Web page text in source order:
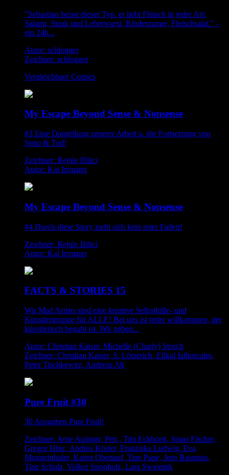
"Sebastian heisst dieser Typ. er liebt Fleisch in jeder Art:
Salami, Steak und Leberwurst, Rinderzunge, Fleischsalat." -
ein 24h...
Autor: schlogger
Zeichner: schlogger
Vergleichbare Comics
My Escape Beyond Sense & Nonsense
#3 Eine Darstellung unserer Arbeit u. die Fortsetzung von
Sepp & Tod!
Zeichner: Rejule Bilici
Autor: Kai Irrmann
My Escape Beyond Sense & Nonsense
#4 Durch diese Story zieht sich kein roter Faden!
Zeichner: Rejule Bilici
Autor: Kai Irrmann
FACTS & STORIES 15
Wir Mad Artists sind eine kreative Selbsthilfe- und
Künstlergruppe für ALLE! Bei uns ist jeder willkommen, der
künstlerisch begabt ist. Wir geben...
Autor: Christian Kaiser, Michelle (Charly) Storch
Zeichner: Christian Kaiser, S. Lötzerich, Elikal Ialborcales,
Peter Tischkewitz, Andreas Alt
Pure Fruit #30
30 Ausgaben Pure Fruit!
Zeichner: Arne Auinger, Peti , Tim Eckhorst, Jonas Fischer,
Gregor Hinz, Andrea Köster, Franziska Ludwig, Eva
Muggenthaler, Karen Obenauf, Tine Pape, Jens Rassmus,
Tine Schulz, Volker Sponholz, Lara Swiontek